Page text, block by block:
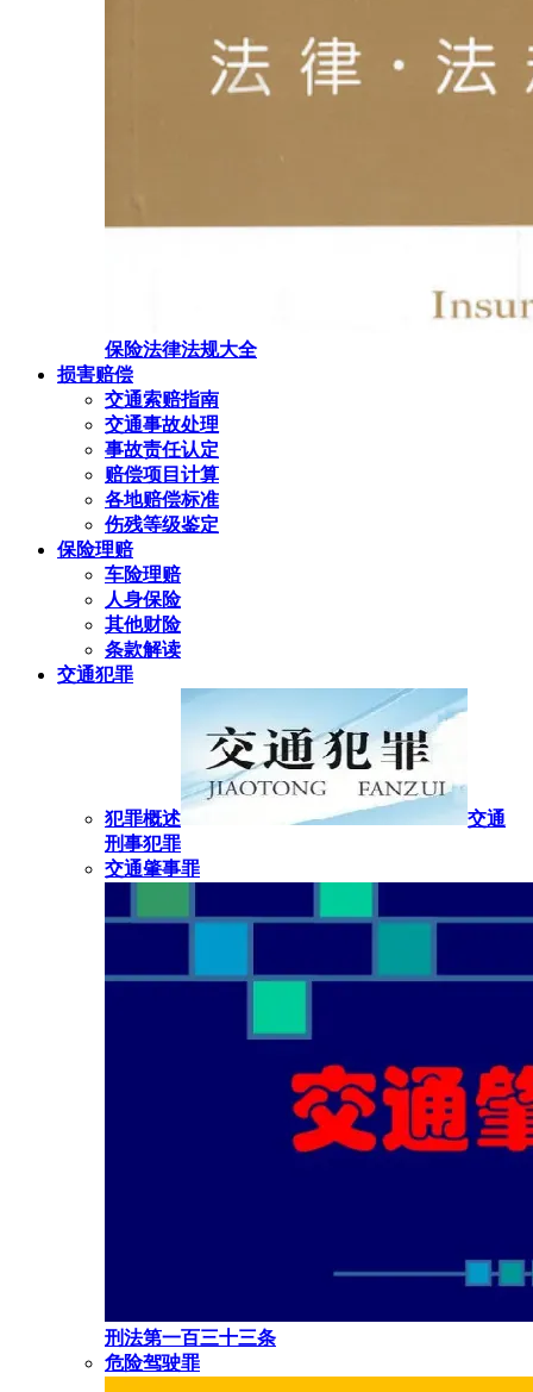
保险法律法规大全
损害赔偿
交通索赔指南
交通事故处理
事故责任认定
赔偿项目计算
各地赔偿标准
伤残等级鉴定
保险理赔
车险理赔
人身保险
其他财险
条款解读
交通犯罪
犯罪概述
交通
刑事犯罪
交通肇事罪
刑法第一百三十三条
危险驾驶罪